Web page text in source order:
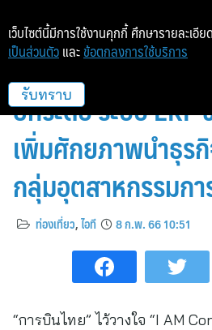
การบินไทย ไว้ใจ I
ยกระดับ ระบบ
เพิ่มศักยภาพนำธุร
กลุ่มอุตสาหกรรมก
ท่องเที่ยว,ไอที 8 ก.พ. 66 10:51
“การบินไทย” ไว้วางใจ “I AM
เว็บไซต์นี้มีการใช้งานคุกกี้ ศึกษารายละเอีย
เป็นส่วนตัว และ ข้อตกลงการใช้บริการ
รับทราบ